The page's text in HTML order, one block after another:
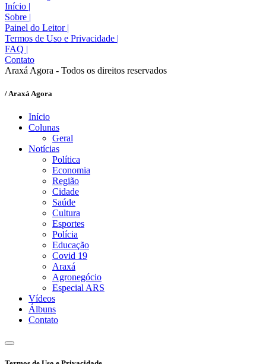
Início |
Sobre |
Painel do Leitor |
Termos de Uso e Privacidade |
FAQ |
Contato
Araxá Agora - Todos os direitos reservados
/ Araxá Agora
Início
Colunas
Geral
Notícias
Política
Economia
Região
Cidade
Saúde
Cultura
Esportes
Polícia
Educação
Covid 19
Araxá
Agronegócio
Especial ARS
Vídeos
Álbuns
Contato